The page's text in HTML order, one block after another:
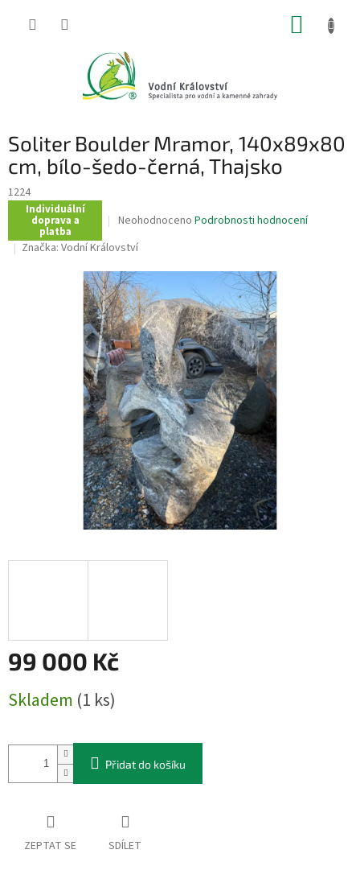
Soliter Boulder Mramor, 140x89x80
cm, bílo-šedo-černá, Thajsko
1224
Individuální
doprava a
platba
Průměrné
produktu
0,0
z
5
hvězdiček.
Neohodnoceno Podrobnosti hodnocení
Značka: Vodní Království
99 000 Kč
cena:
Skladem (1 ks)
Přidat do košíku
ZEPTAT SE SDÍLET